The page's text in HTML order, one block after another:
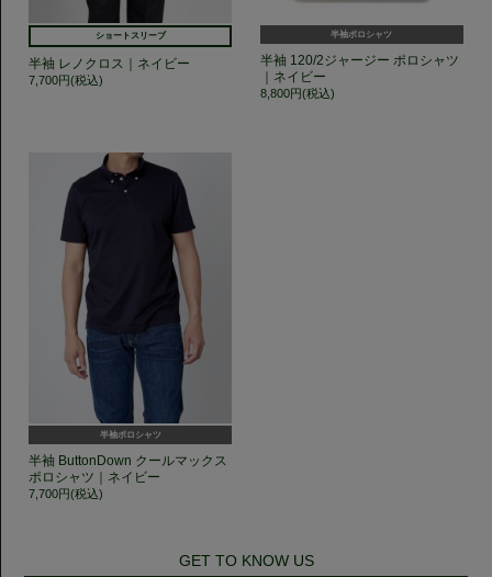
ショートスリーブ
半袖 レノクロス｜ネイビー
7,700円(税込)
半袖ポロシャツ
半袖 120/2ジャージー ポロシャツ
｜ネイビー
8,800円(税込)
半袖ポロシャツ
半袖 ButtonDown クールマックス
ポロシャツ｜ネイビー
7,700円(税込)
GET TO KNOW US